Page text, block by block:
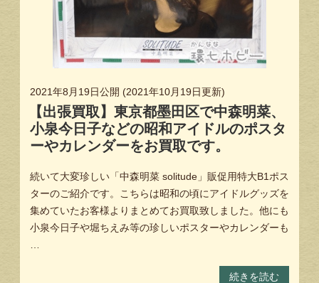
2021年8月19日公開 (2021年10月19日更新)
【出張買取】東京都墨田区で中森明菜、
小泉今日子などの昭和アイドルのポスタ
ーやカレンダーをお買取です。
続いて大変珍しい「中森明菜 solitude」販促用特大B1ポス
ターのご紹介です。こちらは昭和の頃にアイドルグッズを
集めていたお客様よりまとめてお買取致しました。他にも
小泉今日子や堀ちえみ等の珍しいポスターやカレンダーも
続きを読む